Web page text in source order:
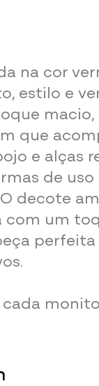
na cor
estilo e
que
e alças
de
decote
com um